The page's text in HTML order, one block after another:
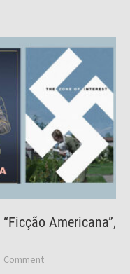
Americana”,
Comment